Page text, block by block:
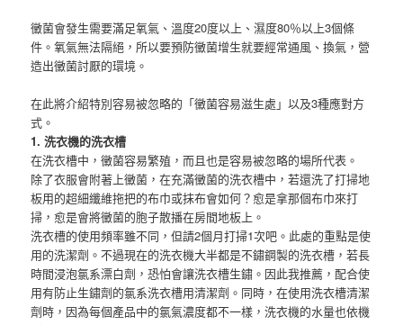
黴菌會發生需要滿足氧氣、溫度20度以上、濕度80％以上3個條
件。氧氣無法隔絕，所以要預防黴菌增生就要經常通風、換氣，營
造出黴菌討厭的環境。
在此將介紹特別容易被忽略的「黴菌容易滋生處」以及3種應對方
式。
1. 洗衣機的洗衣槽
在洗衣槽中，黴菌容易繁殖，而且也是容易被忽略的場所代表。
除了衣服會附著上黴菌，在充滿黴菌的洗衣槽中，若還洗了打掃地
板用的超細纖維拖把的布巾或抹布會如何？愈是拿那個布巾來打
掃，愈是會將黴菌的胞子散播在房間地板上。
洗衣槽的使用頻率雖不同，但請2個月打掃1次吧。此處的重點是使
用的洗潔劑。不過現在的洗衣機大半都是不鏽鋼製的洗衣槽，若長
時間浸泡氯系漂白劑，恐怕會讓洗衣槽生鏽。因此我推薦，配合使
用有防止生鏽劑的氯系洗衣槽用清潔劑。同時，在使用洗衣槽清潔
劑時，因為每個產品中的氯氣濃度都不一樣，洗衣機的水量也依機